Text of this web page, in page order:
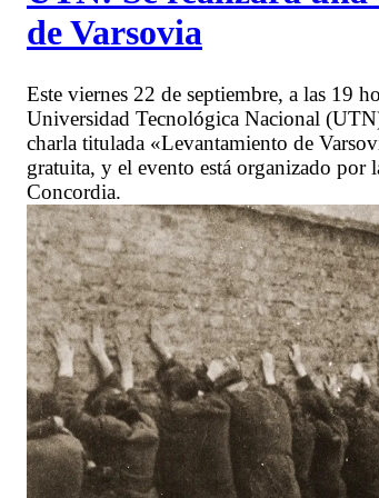
de Varsovia
Este viernes 22 de septiembre, a las 19
Universidad Tecnológica Nacional
charla titulada «Levantamiento de
gratuita, y el evento está organizado
Concordia.